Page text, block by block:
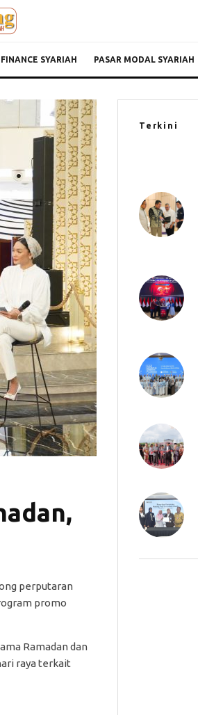
SYARIAH PASAR MODAL SYARIAH
perputaran
promo
Ramadan dan
raya terkait
Terkini